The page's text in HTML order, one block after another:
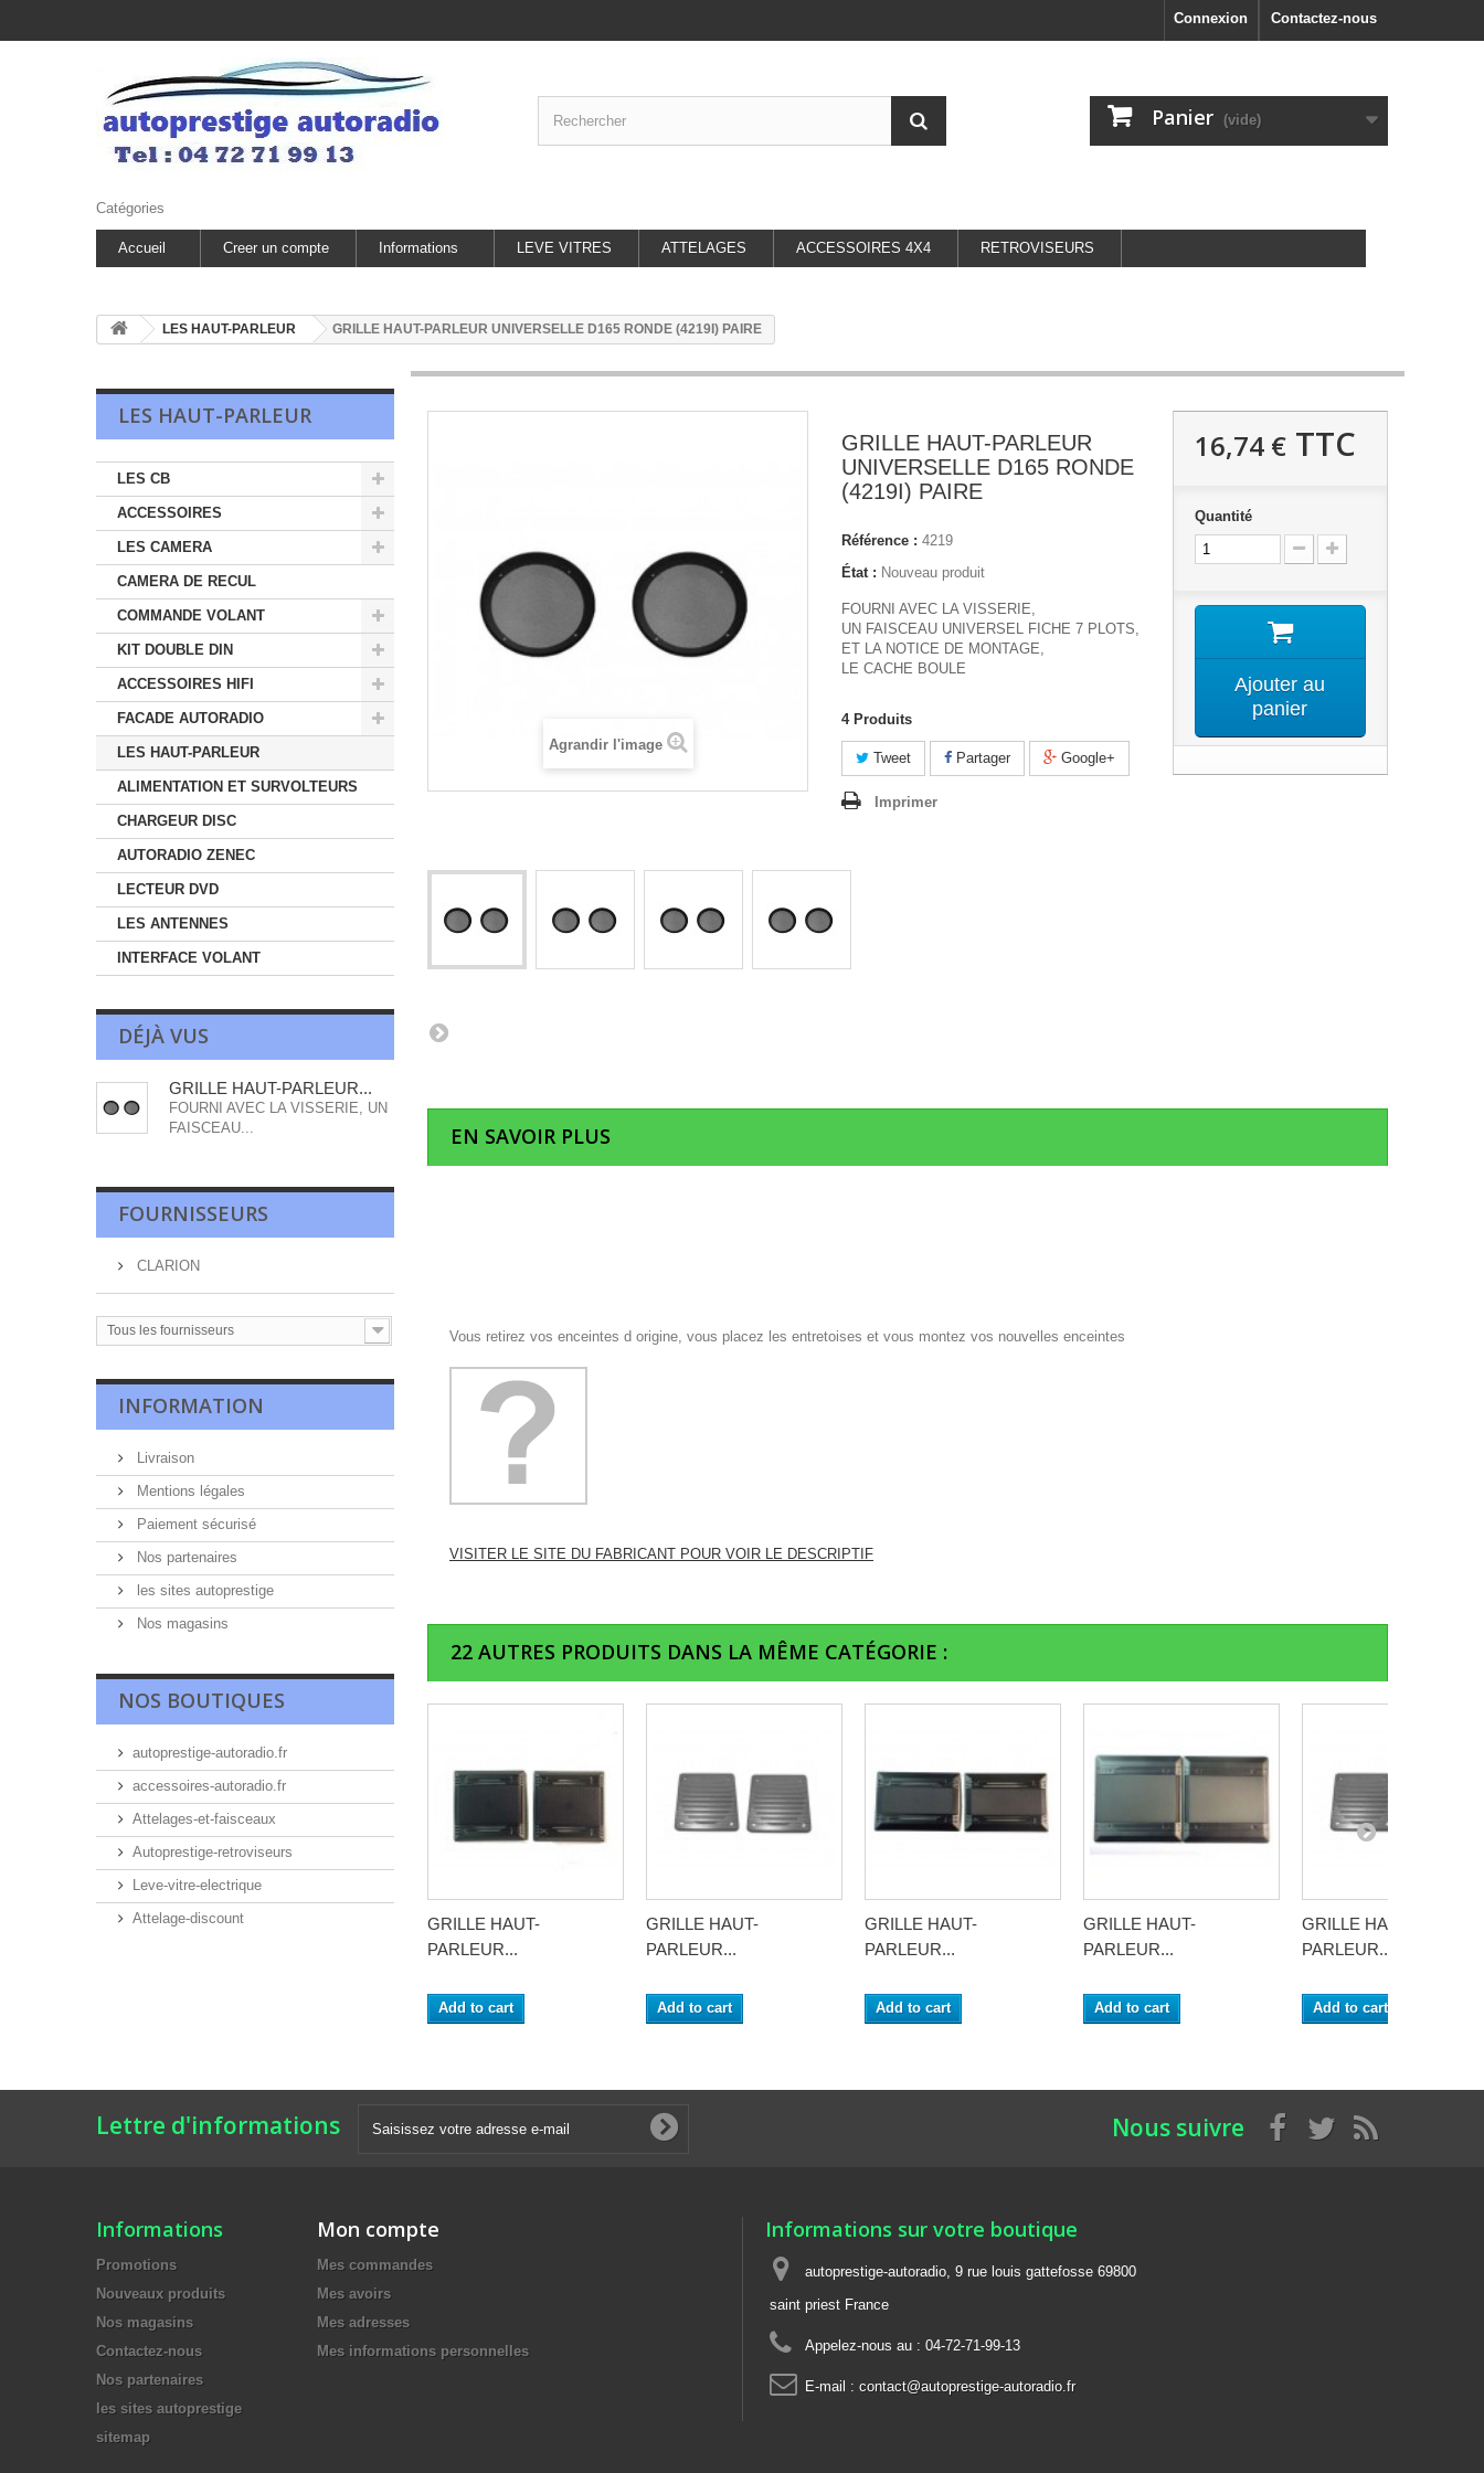
Contactez-nous
Connexion
Panier (vide)
Catégories
Accueil Creer un compte Informations LEVE VITRES ATTELAGES ACCESSOIRES 4X4 RETROVISEURS
LES HAUT-PARLEUR GRILLE HAUT-PARLEUR UNIVERSELLE D165 RONDE (4219I) PAIRE
LES HAUT-PARLEUR
LES CB
ACCESSOIRES
LES CAMERA
CAMERA DE RECUL
COMMANDE VOLANT
KIT DOUBLE DIN
ACCESSOIRES HIFI
FACADE AUTORADIO
LES HAUT-PARLEUR
ALIMENTATION ET SURVOLTEURS
CHARGEUR DISC
AUTORADIO ZENEC
LECTEUR DVD
LES ANTENNES
INTERFACE VOLANT
DÉJÀ VUS
GRILLE HAUT-PARLEUR...
FOURNI AVEC LA VISSERIE, UN
FAISCEAU...
FOURNISSEURS
CLARION
Tous les fournisseurs
INFORMATION
Livraison
Mentions légales
Paiement sécurisé
Nos partenaires
les sites autoprestige
Nos magasins
NOS BOUTIQUES
autoprestige-autoradio.fr
accessoires-autoradio.fr
Attelages-et-faisceaux
Autoprestige-retroviseurs
Leve-vitre-electrique
Attelage-discount
Agrandir l'image
GRILLE HAUT-PARLEUR
UNIVERSELLE D165 RONDE
(4219I) PAIRE
Référence : 4219
État : Nouveau produit
FOURNI AVEC LA VISSERIE,
UN FAISCEAU UNIVERSEL FICHE 7 PLOTS,
ET LA NOTICE DE MONTAGE,
LE CACHE BOULE
4 Produits
Tweet Partager Google+
Imprimer
16,74 €TTC
Quantité
Ajouter au
panier
EN SAVOIR PLUS
Vous retirez vos enceintes d origine, vous placez les entretoises et vous montez vos nouvelles enceintes
VISITER LE SITE DU FABRICANT POUR VOIR LE DESCRIPTIF
22 AUTRES PRODUITS DANS LA MÊME CATÉGORIE :
GRILLE HAUT-
PARLEUR...
Add to cart
GRILLE HAUT-
PARLEUR...
Add to cart
GRILLE HAUT-
PARLEUR...
Add to cart
GRILLE HAUT-
PARLEUR...
Add to cart
GRILLE HAUT-
PARLEUR...
Add to cart
Lettre d'informations Nous suivre
Informations
Promotions
Nouveaux produits
Nos magasins
Contactez-nous
Nos partenaires
les sites autoprestige
sitemap
Mon compte
Mes commandes
Mes avoirs
Mes adresses
Mes informations personnelles
Informations sur votre boutique
autoprestige-autoradio, 9 rue louis gattefosse 69800
saint priest France
Appelez-nous au : 04-72-71-99-13
E-mail : contact@autoprestige-autoradio.fr